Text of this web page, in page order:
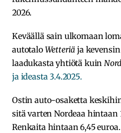
2026.
Keväällä sain ulkomaan
autotalo Wetteriä ja
laadukasta yhtiötä kuin
ja ideasta 3.4.2025.
Ostin auto-osaketta
sitä varten Nordeaa hintaan
Renkaita hintaan 6,45